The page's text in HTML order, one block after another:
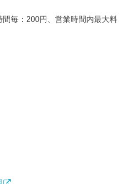
間毎：200円、営業時間内最大料